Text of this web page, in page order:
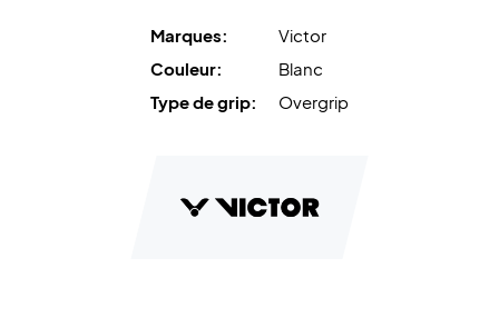
Marques:
Victor
Couleur:
Blanc
Type de grip:
Overgrip